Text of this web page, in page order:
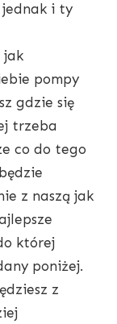
jednak i ty
jak
pompy
gdzie się
trzeba
co do tego
z naszą jak
której
poniżej.
z